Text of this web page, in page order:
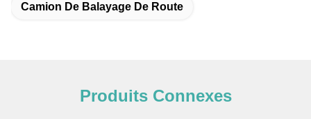
Camion De Balayage De Route
Produits Connexes